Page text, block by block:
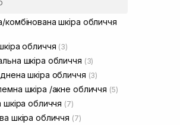
шкіра обличчя
обличчя (3)
шкіра обличчя (3)
шкіра обличчя (3)
шкіра /акне обличчя (5)
шкіра обличчя (7)
шкіра обличчя (7)